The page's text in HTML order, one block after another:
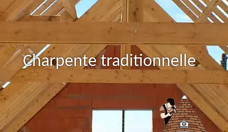
Charpente traditionnelle